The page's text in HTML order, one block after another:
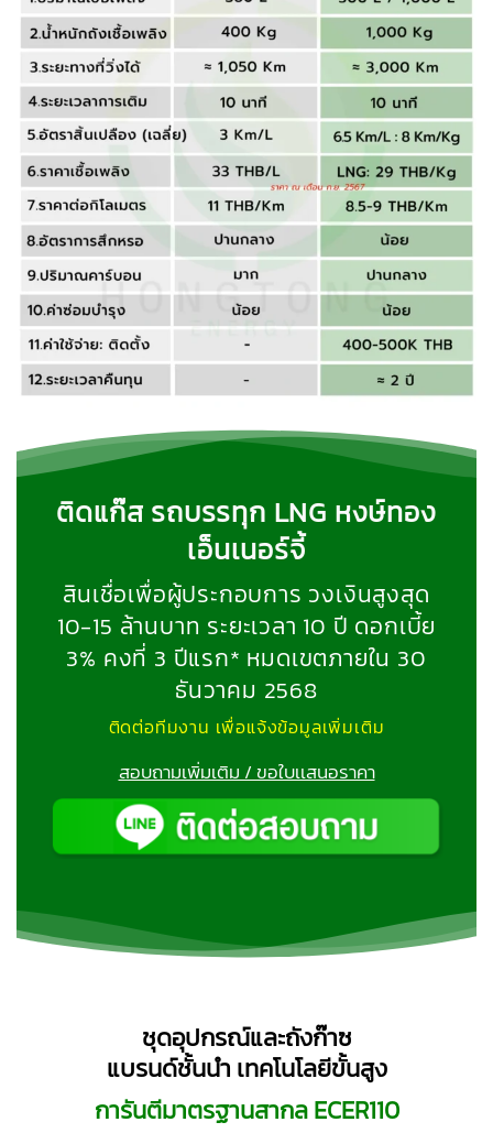
ติดแก๊ส รถบรรทุก LNG หงษ์ทอง
เอ็นเนอร์จี้
สินเชื่อเพื่อผู้ประกอบการ วงเงินสูงสุด
10-15 ล้านบาท ระยะเวลา 10 ปี ดอกเบี้ย
3% คงที่ 3 ปีแรก* หมดเขตภายใน 30
ธันวาคม 2568
ติดต่อทีมงาน เพื่อแจ้งข้อมูลเพิ่มเติม
สอบถามเพิ่มเติม / ขอใบเเสนอราคา
ชุดอุปกรณ์และถังก๊าซ
แบรนด์ชั้นนำ เทคโนโลยีขั้นสูง
การันตีมาตรฐานสากล ECER110